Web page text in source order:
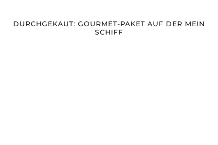
DURCHGEKAUT: GOURMET-PAKET AUF DER MEIN
SCHIFF